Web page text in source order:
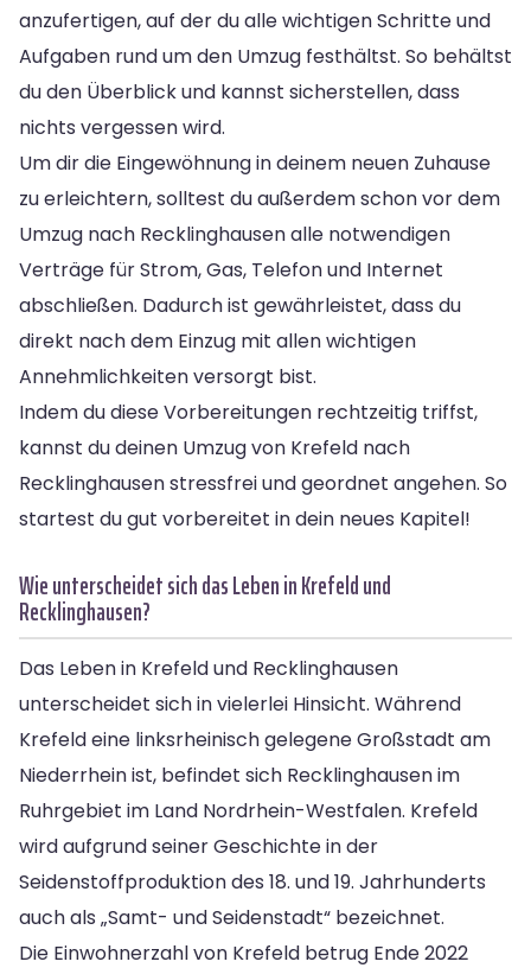
anzufertigen, auf der du alle wichtigen Schritte und
Aufgaben rund um den Umzug festhältst. So behältst
du den Überblick und kannst sicherstellen, dass
nichts vergessen wird.
Um dir die Eingewöhnung in deinem neuen Zuhause
zu erleichtern, solltest du außerdem schon vor dem
Umzug nach Recklinghausen alle notwendigen
Verträge für Strom, Gas, Telefon und Internet
abschließen. Dadurch ist gewährleistet, dass du
direkt nach dem Einzug mit allen wichtigen
Annehmlichkeiten versorgt bist.
Indem du diese Vorbereitungen rechtzeitig triffst,
kannst du deinen Umzug von Krefeld nach
Recklinghausen stressfrei und geordnet angehen. So
startest du gut vorbereitet in dein neues Kapitel!
Wie unterscheidet sich das Leben in Krefeld und
Recklinghausen?
Das Leben in Krefeld und Recklinghausen
unterscheidet sich in vielerlei Hinsicht. Während
Krefeld eine linksrheinisch gelegene Großstadt am
Niederrhein ist, befindet sich Recklinghausen im
Ruhrgebiet im Land Nordrhein-Westfalen. Krefeld
wird aufgrund seiner Geschichte in der
Seidenstoffproduktion des 18. und 19. Jahrhunderts
auch als „Samt- und Seidenstadt“ bezeichnet.
Die Einwohnerzahl von Krefeld betrug Ende 2022